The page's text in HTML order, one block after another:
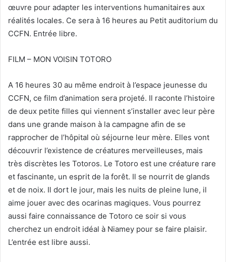
œuvre pour adapter les interventions humanitaires aux
réalités locales. Ce sera à 16 heures au Petit auditorium du
CCFN. Entrée libre.
FILM – MON VOISIN TOTORO
A 16 heures 30 au même endroit à l’espace jeunesse du
CCFN, ce film d’animation sera projeté. Il raconte l’histoire
de deux petite filles qui viennent s’installer avec leur père
dans une grande maison à la campagne afin de se
rapprocher de l’hôpital où séjourne leur mère. Elles vont
découvrir l’existence de créatures merveilleuses, mais
très discrètes les Totoros. Le Totoro est une créature rare
et fascinante, un esprit de la forêt. Il se nourrit de glands
et de noix. Il dort le jour, mais les nuits de pleine lune, il
aime jouer avec des ocarinas magiques. Vous pourrez
aussi faire connaissance de Totoro ce soir si vous
cherchez un endroit idéal à Niamey pour se faire plaisir.
L’entrée est libre aussi.